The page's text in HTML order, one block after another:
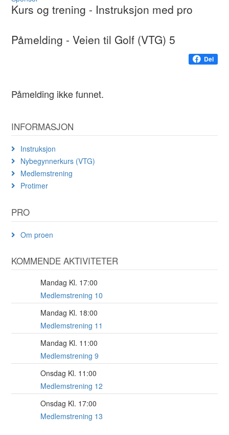
Kurs og trening - Instruksjon med pro
Påmelding - Veien til Golf (VTG) 5
Del
Påmelding ikke funnet.
INFORMASJON
Instruksjon
Nybegynnerkurs (VTG)
Medlemstrening
Protimer
PRO
Om proen
KOMMENDE AKTIVITETER
Mandag Kl. 17:00
Medlemstrening 10
Mandag Kl. 18:00
Medlemstrening 11
Mandag Kl. 11:00
Medlemstrening 9
Onsdag Kl. 11:00
Medlemstrening 12
Onsdag Kl. 17:00
Medlemstrening 13